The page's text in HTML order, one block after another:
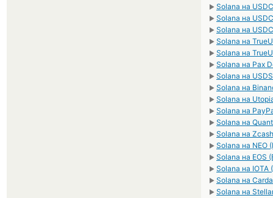
► Solana на
► Solana на
► Solana на
► Solana на
► Solana на
► Solana на Pax
► Solana на
► Solana на
► Solana на
► Solana на
► Solana на
► Solana на
► Solana на NEO
► Solana на EOS
► Solana на IOTA
► Solana на
► Solana на